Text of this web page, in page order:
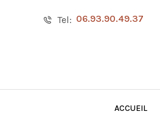
Tel: 06.93.90.49.37
ACCUEIL